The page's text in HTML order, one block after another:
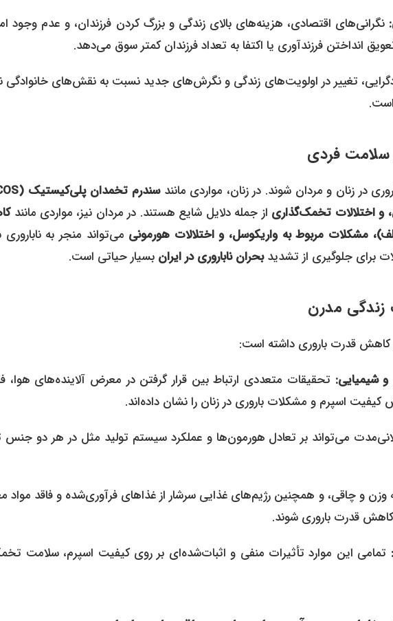
نگرانی‌های اقتصادی، هزینه‌های بالای زندگی و بزرگ کردن فرزندان، و عدم وجود
انداختن فرزندآوری یا اکتفا به تعداد فرزندان کمتر سوق می‌دهد.
تغییر در اولویت‌های زندگی و نگرش‌های جدید نسبت به نقش‌های خانوادگی
است.
در زنان و مردان شوند. در زنان، مواردی مانند
و اختلالات تخمک‌گذاری از جمله دلایل شایع هستند. در مردان نیز، مواردی مانند
مشکلات مربوط به واریکوسل، و اختلالات هورمونی می‌تواند منجر به
برای جلوگیری از تشدیدبحران ناباروری در ایران بسیار حیاتی است.
کاهش قدرت باروری داشته است:
و شیمیایی: تحقیقات متعددی ارتباط بین قرار گرفتن در معرض آلاینده‌های هوا،
اسپرم و مشکلات باروری در زنان را نشان داده‌اند.
می‌تواند بر تعادل هورمون‌ها و عملکرد سیستم تولید مثل در هر دو جنس
وزن و چاقی، و همچنین رژیم‌های غذایی سرشار از غذاهای فرآوری‌شده و فاقد مواد
کاهش قدرت باروری شوند.
تمامی این موارد تأثیرات منفی و اثبات‌شده‌ای بر روی کیفیت اسپرم، سلامت